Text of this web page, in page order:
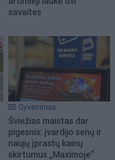
savaites
Gyvenimas
Šviežias maistas dar
pigesnis: įvardijo senų ir
naujų įprastų kainų
skirtumus „Maximoje“